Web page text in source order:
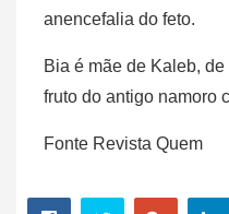
anencefalia do feto.
Bia é mãe de Kaleb,
fruto do antigo namoro
Fonte Revista Quem